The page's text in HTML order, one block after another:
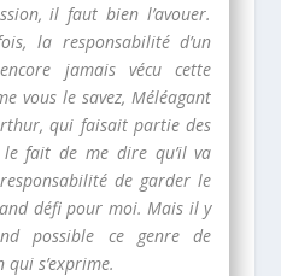
il faut bien l’avouer.
la responsabilité d’un
jamais vécu cette
vous le savez, Méléagant
qui faisait partie des
le fait de me dire qu’il va
de garder le
défi pour moi. Mais il y
possible ce genre de
qui s’exprime.